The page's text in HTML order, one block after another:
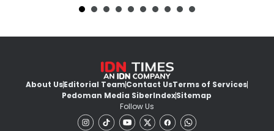
About UsEditorial TeamContact UsTerms of Services
Pedoman Media SiberIndexSitemap
Follow Us